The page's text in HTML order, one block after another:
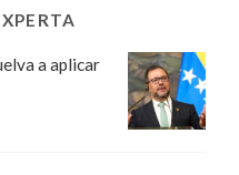
a aplicar